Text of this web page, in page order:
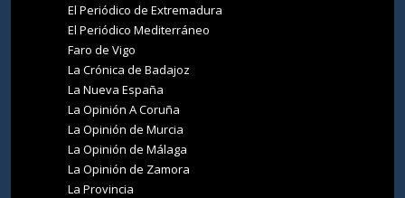
El Periódico de Extremadura
El Periódico Mediterráneo
Faro de Vigo
La Crónica de Badajoz
La Nueva España
La Opinión A Coruña
La Opinión de Murcia
La Opinión de Málaga
La Opinión de Zamora
La Provincia